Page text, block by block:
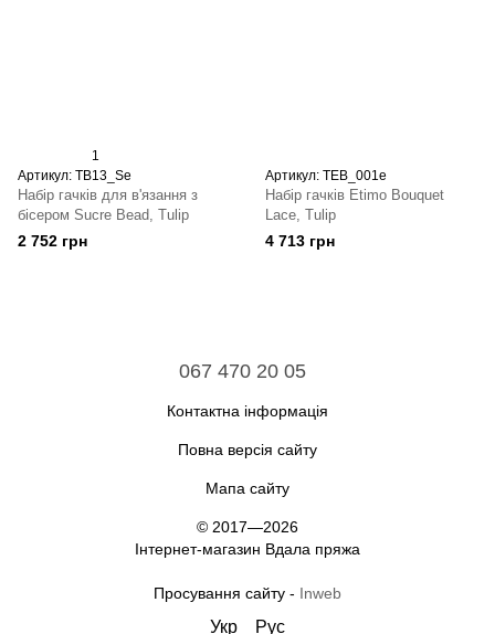
1
Артикул: TB13_Se
Набір гачків для в'язання з
бісером Sucre Bead, Tulip
2 752 грн
Артикул: TEB_001e
Набір гачків Etimo Bouquet
Lace, Tulip
4 713 грн
067 470 20 05
Контактна інформація
Повна версія сайту
Мапа сайту
© 2017—2026
Інтернет-магазин Вдала пряжа
Просування сайту - Inweb
Укр Рус